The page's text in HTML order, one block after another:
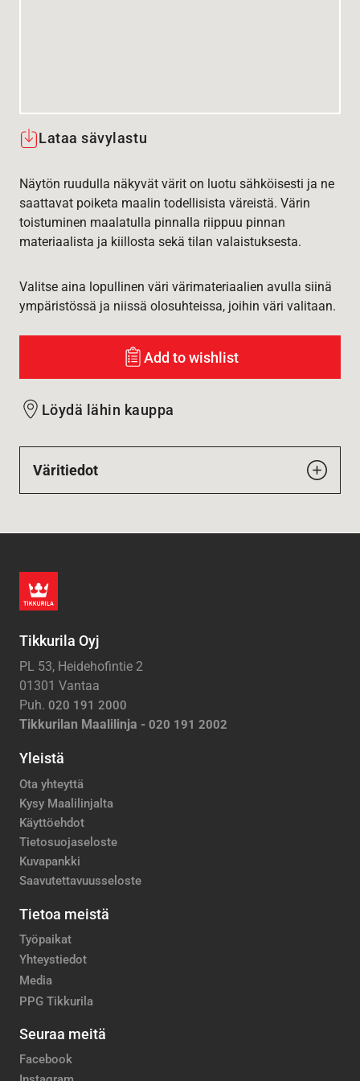
Lataa sävylastu
Näytön ruudulla näkyvät värit on luotu sähköisesti ja ne
saattavat poiketa maalin todellisista väreistä. Värin
toistuminen maalatulla pinnalla riippuu pinnan
materiaalista ja kiillosta sekä tilan valaistuksesta.
Valitse aina lopullinen väri värimateriaalien avulla siinä
ympäristössä ja niissä olosuhteissa, joihin väri valitaan.
Add to wishlist
Löydä lähin kauppa
Väritiedot
Tikkurila Oyj
PL 53, Heidehofintie 2
01301 Vantaa
Puh. 020 191 2000
Tikkurilan Maalilinja - 020 191 2002
Yleistä
Ota yhteyttä
Kysy Maalilinjalta
Käyttöehdot
Tietosuojaseloste
Kuvapankki
Saavutettavuusseloste
Tietoa meistä
Työpaikat
Yhteystiedot
Media
PPG Tikkurila
Seuraa meitä
Facebook